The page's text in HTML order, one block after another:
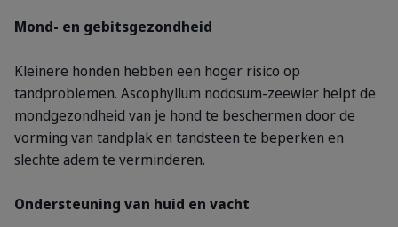
Mond- en gebitsgezondheid
Kleinere honden hebben een hoger risico op
tandproblemen. Ascophyllum nodosum-zeewier helpt de
mondgezondheid van je hond te beschermen door de
vorming van tandplak en tandsteen te beperken en
slechte adem te verminderen.
Ondersteuning van huid en vacht